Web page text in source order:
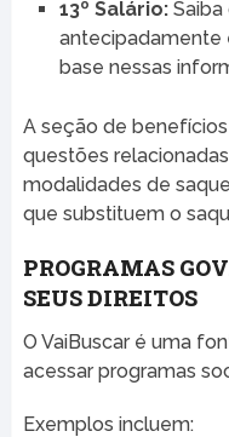
13º Salário:Saiba
antecipadamente
base nessas
A seção de
questões
modalidades de
que substituem o
PROGRAMAS
SEUS DIREITOS
O VaiBuscar é uma
acessar programas
Exemplos incluem: